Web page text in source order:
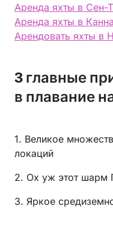
Аренда яхты в Сен-
Аренда яхты в
Арендовать яхты в
3 главные
в плавание
1. Великое
локаций
2. Ох уж этот шарм
3. Яркое